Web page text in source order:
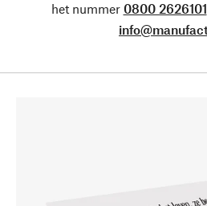
het nummer 0800 2626101